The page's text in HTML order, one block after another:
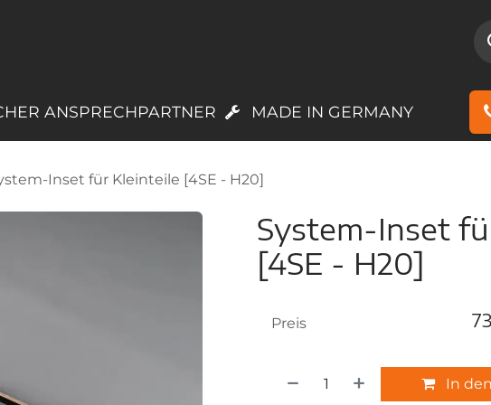
ANSPRECHPARTNER MADE IN GERMANY
Inset für Kleinteile [4SE - H20]
System-Inset
[4SE - H20]
In
Preis